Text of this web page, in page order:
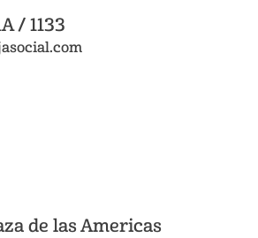
/ 1133
de las Americas